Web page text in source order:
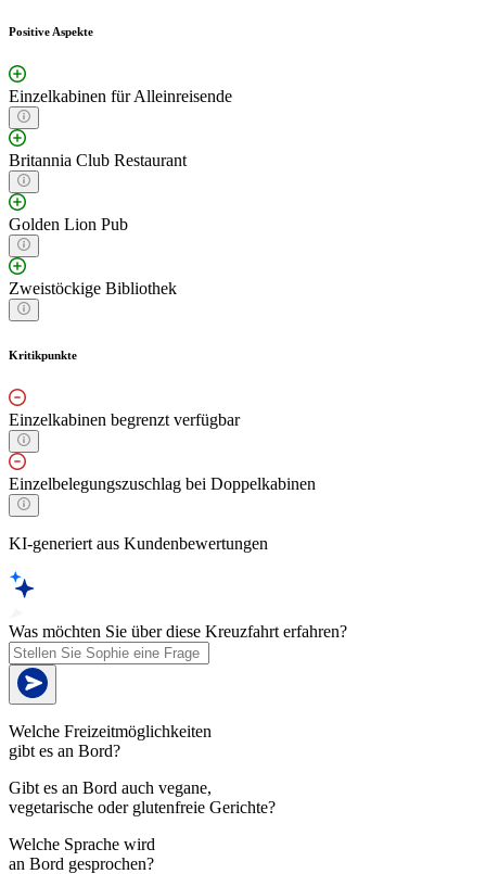
Positive Aspekte
Einzelkabinen für Alleinreisende
Britannia Club Restaurant
Golden Lion Pub
Zweistöckige Bibliothek
Kritikpunkte
Einzelkabinen begrenzt verfügbar
Einzelbelegungszuschlag bei Doppelkabinen
KI-generiert aus Kundenbewertungen
Was möchten Sie über diese Kreuzfahrt erfahren?
Welche Freizeitmöglichkeiten
gibt es an Bord?
Gibt es an Bord auch vegane,
vegetarische oder glutenfreie Gerichte?
Welche Sprache wird
an Bord gesprochen?